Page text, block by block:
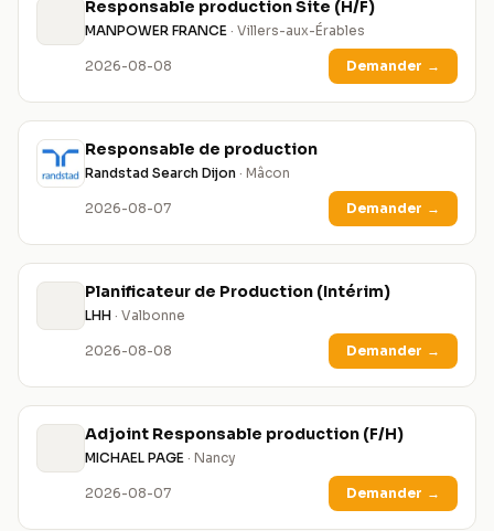
Responsable production Site (H/F)
MANPOWER FRANCE · Villers-aux-Érables
2026-08-08 Demander →
Responsable de production
Randstad Search Dijon · Mâcon
2026-08-07 Demander →
Planificateur de Production (Intérim)
LHH · Valbonne
2026-08-08 Demander →
Adjoint Responsable production (F/H)
MICHAEL PAGE · Nancy
2026-08-07 Demander →